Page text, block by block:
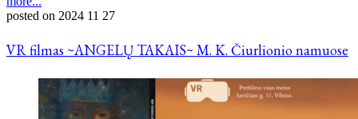
posted on 2024 11 27
VR filmas ~ANGELŲ TAKAIS~ M. K. Čiurlionio namuose